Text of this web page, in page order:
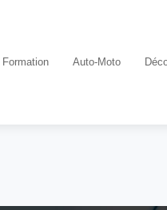
Formation Auto-Moto